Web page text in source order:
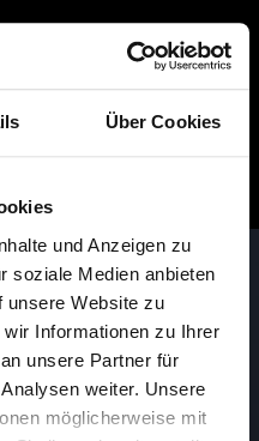
Über Cookies
und Anzeigen zu
soziale Medien anbieten
unsere Website zu
Informationen zu Ihrer
unsere Partner für
weiter. Unsere
möglicherweise mit
App a získej
pro neuromuskulární
Zvyšte svůj výkon